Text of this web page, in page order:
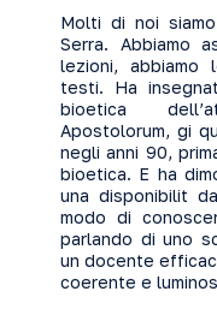
Molti di noi
Serra. Abbiamo
lezioni, abbiamo
testi. Ha
bioetica
Apostolorum, gi
negli anni 90,
bioetica. E ha
una disponibilit
modo di
parlando di uno
un docente
coerente e